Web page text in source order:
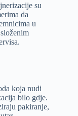
su
da
u
koja nudi
bilo gdje.
pakiranje,